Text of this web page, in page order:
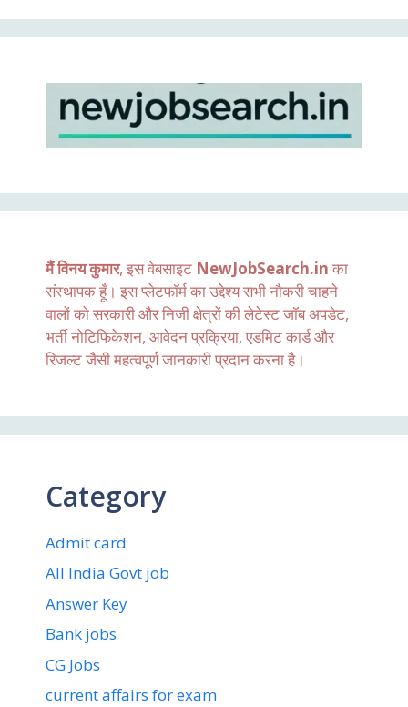
मैं विनय कुमार, इस वेबसाइट NewJobSearch.in का
संस्थापक हूँ। इस प्लेटफॉर्म का उद्देश्य सभी नौकरी चाहने
वालों को सरकारी और निजी क्षेत्रों की लेटेस्ट जॉब अपडेट,
भर्ती नोटिफिकेशन, आवेदन प्रक्रिया, एडमिट कार्ड और
रिजल्ट जैसी महत्वपूर्ण जानकारी प्रदान करना है।
Category
Admit card
All India Govt job
Answer Key
Bank jobs
CG Jobs
current affairs for exam